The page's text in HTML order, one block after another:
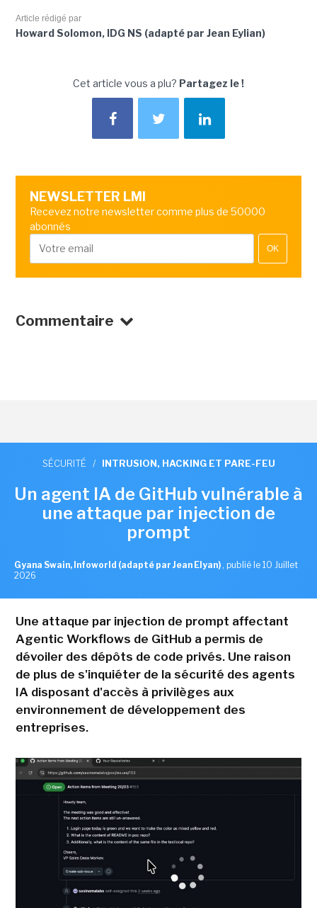
Article rédigé par
Howard Solomon, IDG NS (adapté par Jean Eylian)
Cet article vous a plu? Partagez le !
NEWSLETTER LMI
Recevez notre newsletter comme plus de 50000
abonnés
OK
Commentaire
SÉCURITÉ / INTRUSION, HACKING ET PARE-FEU
Un agent IA de GitHub vulnérable à
une attaque par injection de
prompt
Gyana Swain, Infoworld (adapté par Jean Elyan) , publié le 10 Juillet
2026
Une attaque par injection de prompt affectant
Agentic Workflows de GitHub a permis de
dévoiler des dépôts de code privés. Une raison
de plus de s'inquiéter de la sécurité des agents
IA disposant d'accès à privilèges aux
environnement de développement des
entreprises.